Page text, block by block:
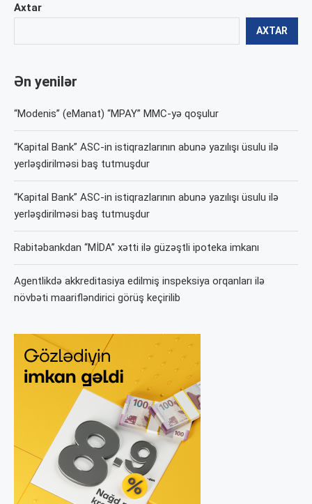
Axtar
AXTAR
Ən yenilər
“Modenis” (eManat) “MPAY” MMC-yə qoşulur
“Kapital Bank” ASC-in istiqrazlarının abunə yazılışı üsulu ilə
yerləşdirilməsi baş tutmuşdur
“Kapital Bank” ASC-in istiqrazlarının abunə yazılışı üsulu ilə
yerləşdirilməsi baş tutmuşdur
Rabitəbankdan “MİDA” xətti ilə güzəştli ipoteka imkanı
Agentlikdə akkreditasiya edilmiş inspeksiya orqanları ilə
növbəti maarifləndirici görüş keçirilib